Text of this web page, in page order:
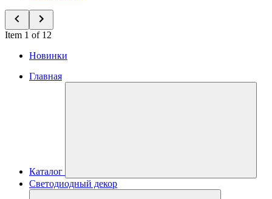
Item 1 of 12
Новинки
Главная
Каталог
Светодиодный декор